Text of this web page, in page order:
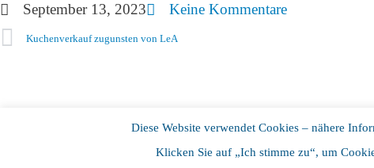
September 13, 2023 Keine Kommentare
Kuchenverkauf zugunsten von LeA
Diese Website verwendet Cookies – nähere
Klicken Sie auf „Ich stimme zu“, um